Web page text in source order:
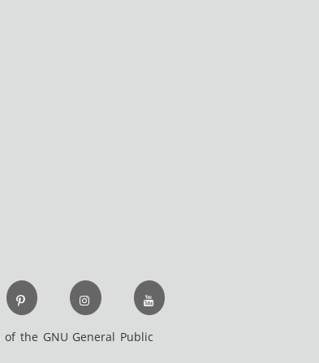
the GNU General Public